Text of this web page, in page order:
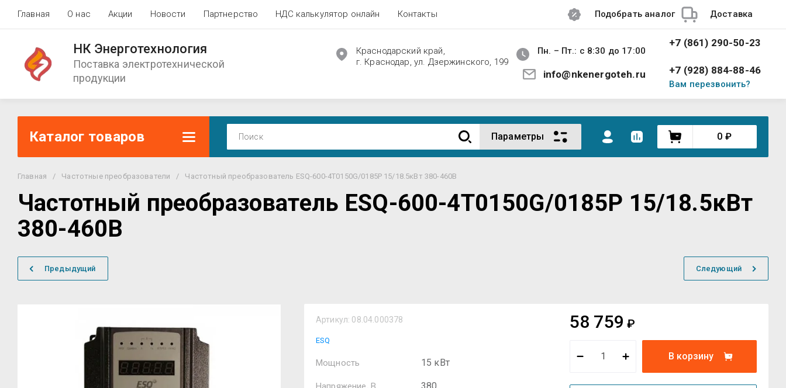
Главная О нас Акции Новости Партнерство НДС калькулятор онлайн Контакты Подобрать аналог Доставка
НК Энерготехнология
Поставка электротехнической
продукции
Краснодарский край,
г. Краснодар, ул. Дзержинского, 199
Пн. – Пт.: с 8:30 до 17:00
info@nkenergoteh.ru
+7 (861) 290-50-23
+7 (928) 884-88-46
Вам перезвонить?
Каталог товаров Параметры 0 ₽
Главная / Частотные преобразователи / Частотный преобразователь ESQ-600-4T0150G/0185P 15/18.5кВт 380-460В
Частотный преобразователь ESQ-600-4T0150G/0185P 15/18.5кВт
380-460В
Предыдущий Следующий
Артикул: 08.04.000378
ESQ
Мощность 15 кВт
58 759 ₽
В корзину